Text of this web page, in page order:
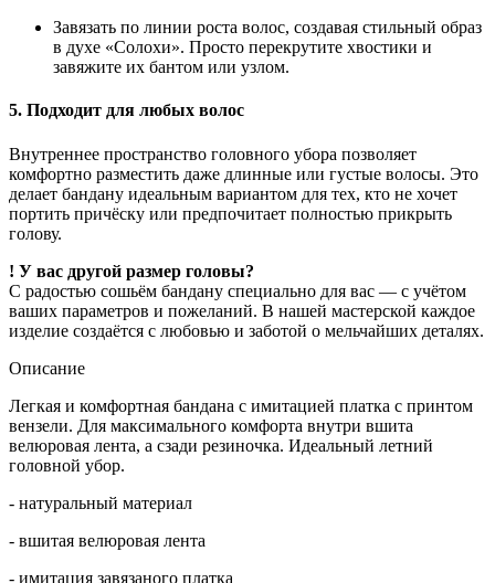
Завязать по линии роста волос, создавая стильный образ
в духе «Солохи». Просто перекрутите хвостики и
завяжите их бантом или узлом.
5. Подходит для любых волос
Внутреннее пространство головного убора позволяет
комфортно разместить даже длинные или густые волосы. Это
делает бандану идеальным вариантом для тех, кто не хочет
портить причёску или предпочитает полностью прикрыть
голову.
! У вас другой размер головы?
С радостью сошьём бандану специально для вас — с учётом
ваших параметров и пожеланий. В нашей мастерской каждое
изделие создаётся с любовью и заботой о мельчайших деталях.
Описание
Легкая и комфортная бандана с имитацией платка с принтом
вензели. Для максимального комфорта внутри вшита
велюровая лента, а сзади резиночка. Идеальный летний
головной убор.
- натуральный материал
- вшитая велюровая лента
- имитация завязаного платка